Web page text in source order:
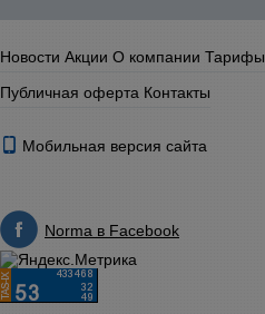
Новости Акции О компании Тарифы
Публичная оферта Контакты
Мобильная версия сайта
Norma в Facebook